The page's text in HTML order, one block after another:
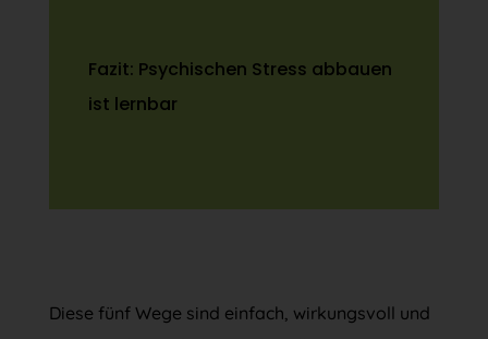
Fazit: Psychischen Stress abbauen
ist lernbar
Diese fünf Wege sind einfach, wirkungsvoll und